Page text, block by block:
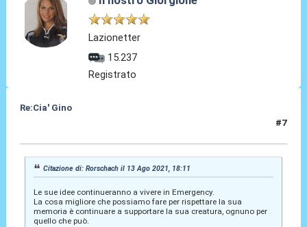
Lazionetter
15.237
Registrato
Re:Cia' Gino
#7
Citazione di: Rorschach il 13 Ago 2021, 18:11
Le sue idee continueranno a vivere in Emergency.
La cosa migliore che possiamo fare per rispettare la sua
memoria è continuare a supportare la sua creatura, ognuno per
quello che può.